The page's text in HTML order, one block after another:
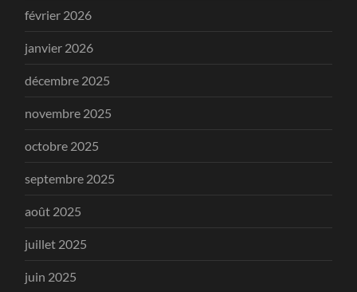
février 2026
janvier 2026
décembre 2025
novembre 2025
octobre 2025
septembre 2025
août 2025
juillet 2025
juin 2025